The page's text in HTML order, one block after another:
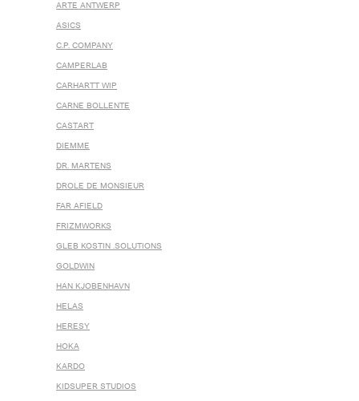
ARTE ANTWERP
ASICS
C.P. COMPANY
CAMPERLAB
CARHARTT WIP
CARNE BOLLENTE
CASTART
DIEMME
DR. MARTENS
DROLE DE MONSIEUR
FAR AFIELD
FRIZMWORKS
GLEB KOSTIN .SOLUTIONS
GOLDWIN
HAN KJOBENHAVN
HELAS
HERESY
HOKA
KARDO
KIDSUPER STUDIOS